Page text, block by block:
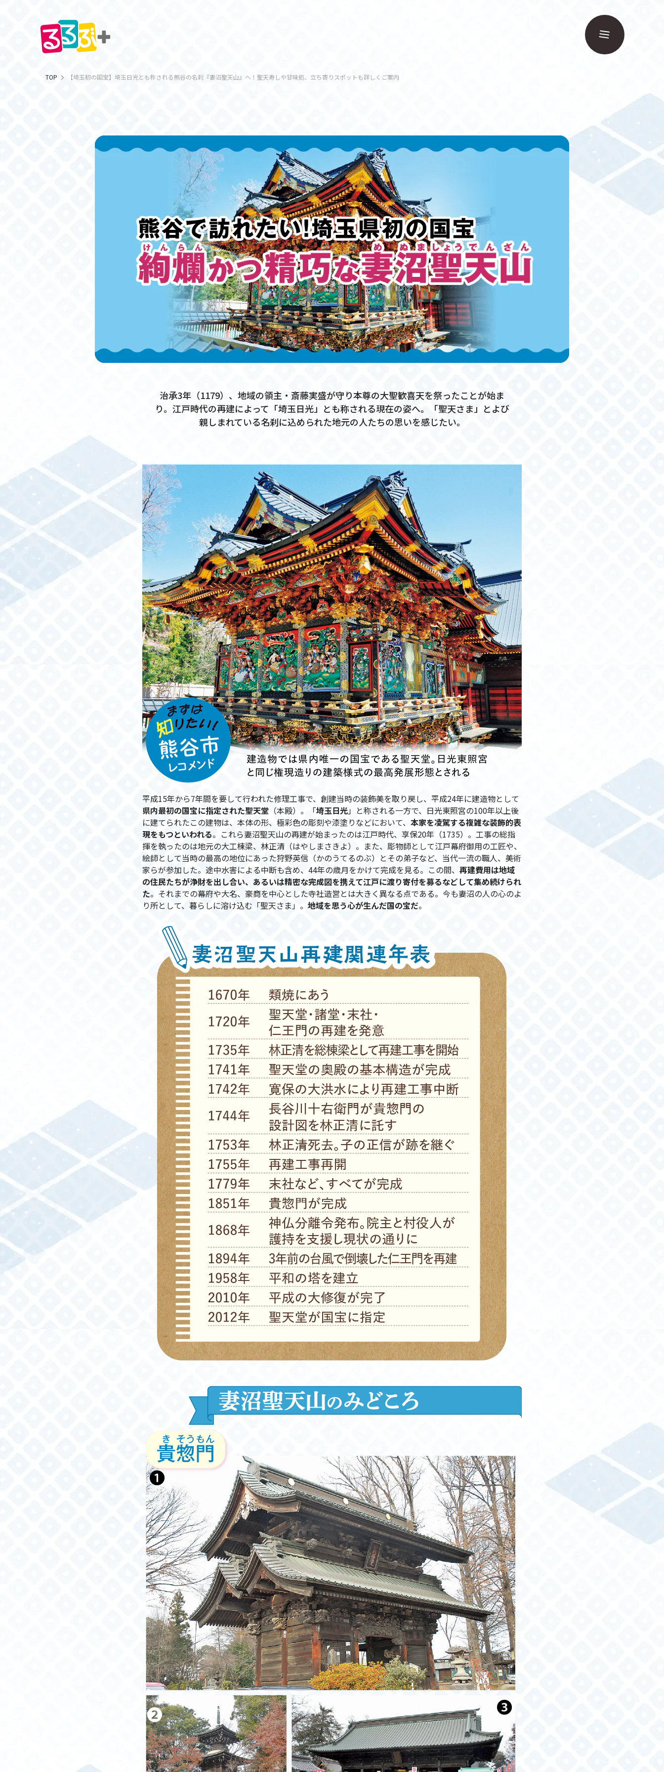
TOP 【埼玉初の国宝】埼玉日光とも称される熊谷の名刹『妻沼聖天山』へ！聖天寿しや甘味処、立ち寄りスポットも詳しくご案内
治承3年（1179）、地域の領主・斎藤実盛が守り本尊の大聖歓喜天を祭ったことが始ま
り。江戸時代の再建によって「埼玉日光」とも称される現在の姿へ。「聖天さま」とよび
親しまれている名刹に込められた地元の人たちの思いを感じたい。
平成15年から7年間を要して行われた修理工事で、創建当時の装飾美を取り戻し、平成24年に建造物として
県内最初の国宝に指定された聖天堂 （本殿）。「埼玉日光」と称される一方で、日光東照宮の100年以上後
に建てられたこの建物は、本体の形、極彩色の彫刻や漆塗りなどにおいて、 本家を凌駕する複雑な装飾的表
現をもつといわれる。これら妻沼聖天山の再建が始まったのは江戸時代、享保20年（1735）。工事の総指
揮を執ったのは地元の大工棟梁、林正清（はやしまさきよ）。また、彫物師として江戸幕府御用の工匠や、
絵師として当時の最高の地位にあった狩野英信（かのうてるのぶ）とその弟子など、当代一流の職人、美術
家らが参加した。途中水害による中断も含め、44年の歳月をかけて完成を見る。この間、 再建費用は地域
の住民たちが浄財を出し合い、あるいは精密な完成図を携えて江戸に渡り寄付を募るなどして集め続けられ
た。それまでの幕府や大名、豪商を中心とした寺社造営とは大きく異なる点である。今も妻沼の人の心のよ
り所として、暮らしに溶け込む「聖天さま」。 地域を思う心が生んだ国の宝だ。